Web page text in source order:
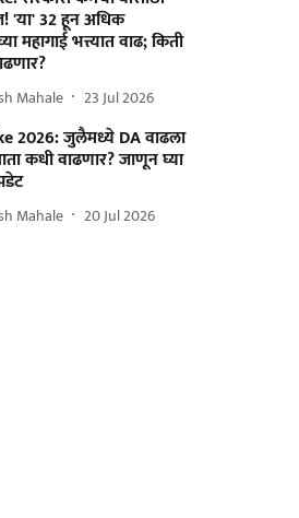
'या' 32 हून अधिक
महागाई भत्त्यात वाढ; किती
Mahale 23 Jul 2026
2026: जुलैमध्ये DA वाढला
कधी वाढणार? जाणून घ्या
Mahale 20 Jul 2026